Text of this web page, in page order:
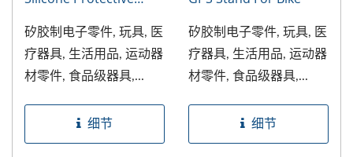
矽胶制电子零件, 玩具, 医
疗器具, 生活用品, 运动器
材零件, 食品级器具,...
细节
矽胶制电子零件, 玩具, 医
疗器具, 生活用品, 运动器
材零件, 食品级器具,...
细节